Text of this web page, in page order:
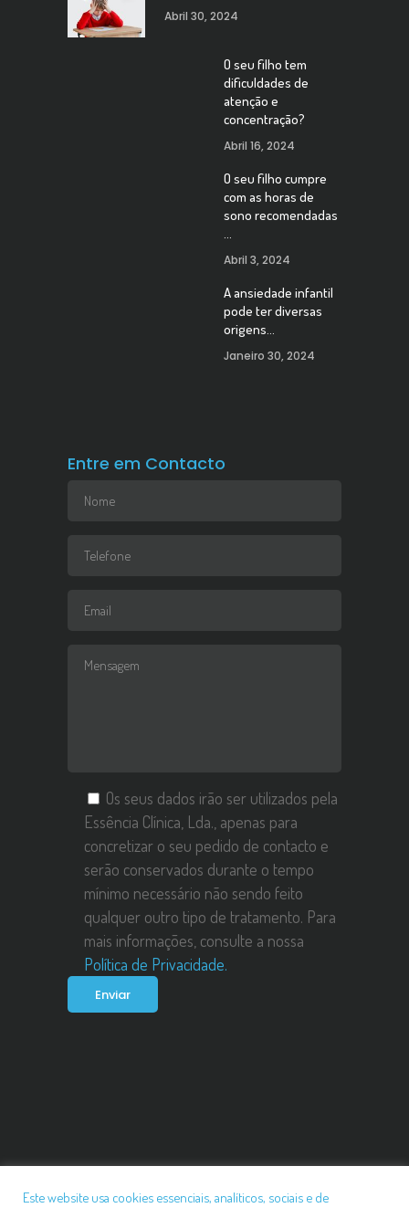
Abril 30, 2024
O seu filho tem
dificuldades de
atenção e
concentração?
Abril 16, 2024
O seu filho cumpre
com as horas de
sono recomendadas
…
Abril 3, 2024
A ansiedade infantil
pode ter diversas
origens…
Janeiro 30, 2024
Entre em Contacto
Os seus dados irão ser utilizados pela
Essência Clínica, Lda., apenas para
concretizar o seu pedido de contacto e
serão conservados durante o tempo
mínimo necessário não sendo feito
qualquer outro tipo de tratamento. Para
mais informações, consulte a nossa
Política de Privacidade.
Este website usa cookies essenciais, analíticos, sociais e de